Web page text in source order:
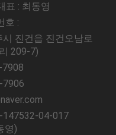
: 최동영
호 :
진건읍 진건오남로
209-7)
7908
7906
147532-04-017
영)